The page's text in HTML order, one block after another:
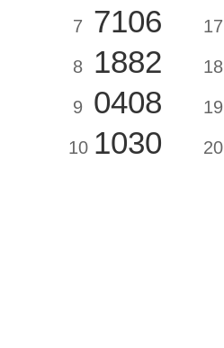
7 7106
8 1882
9 0408
10 1030
17
18
19
20